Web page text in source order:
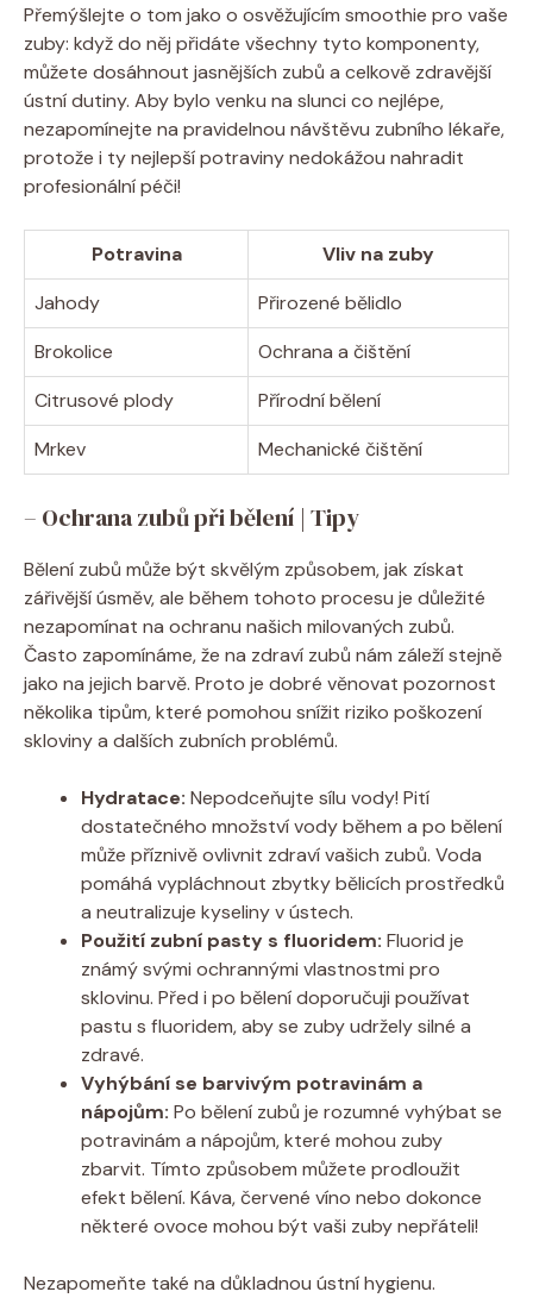
Přemýšlejte o tom jako o osvěžujícím smoothie pro vaše
zuby: když do něj přidáte všechny tyto komponenty,
můžete dosáhnout jasnějších zubů a celkově zdravější
ústní dutiny. Aby bylo venku na slunci co nejlépe,
nezapomínejte na pravidelnou návštěvu zubního lékaře,
protože i ty nejlepší potraviny nedokážou nahradit
profesionální péči!
Potravina
Vliv na zuby
Jahody
Přirozené bělidlo
Brokolice
Ochrana a čištění
Citrusové plody
Přírodní bělení
Mrkev
Mechanické čištění
– Ochrana zubů při bělení | Tipy
Bělení zubů může být skvělým způsobem, jak získat
zářivější úsměv, ale během tohoto procesu je důležité
nezapomínat na ochranu našich milovaných zubů.
Často zapomínáme, že na zdraví zubů nám záleží stejně
jako na jejich barvě. Proto je dobré věnovat pozornost
několika tipům, které pomohou snížit riziko poškození
skloviny a dalších zubních problémů.
Hydratace: Nepodceňujte sílu vody! Pití
dostatečného množství vody během a po bělení
může příznivě ovlivnit zdraví vašich zubů. Voda
pomáhá vypláchnout zbytky bělicích prostředků
a neutralizuje kyseliny v ústech.
Použití zubní pasty s fluoridem: Fluorid je
známý svými ochrannými vlastnostmi pro
sklovinu. Před i po bělení doporučuji používat
pastu s fluoridem, aby se zuby udržely silné a
zdravé.
Vyhýbání se barvivým potravinám a
nápojům: Po bělení zubů je rozumné vyhýbat se
potravinám a nápojům, které mohou zuby
zbarvit. Tímto způsobem můžete prodloužit
efekt bělení. Káva, červené víno nebo dokonce
některé ovoce mohou být vaši zuby nepřáteli!
Nezapomeňte také na důkladnou ústní hygienu.